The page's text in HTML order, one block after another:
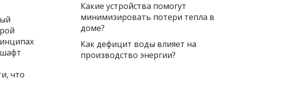
что
Какие устройства помогут
минимизировать потери тепла в
доме?
Как дефицит воды влияет на
производство энергии?